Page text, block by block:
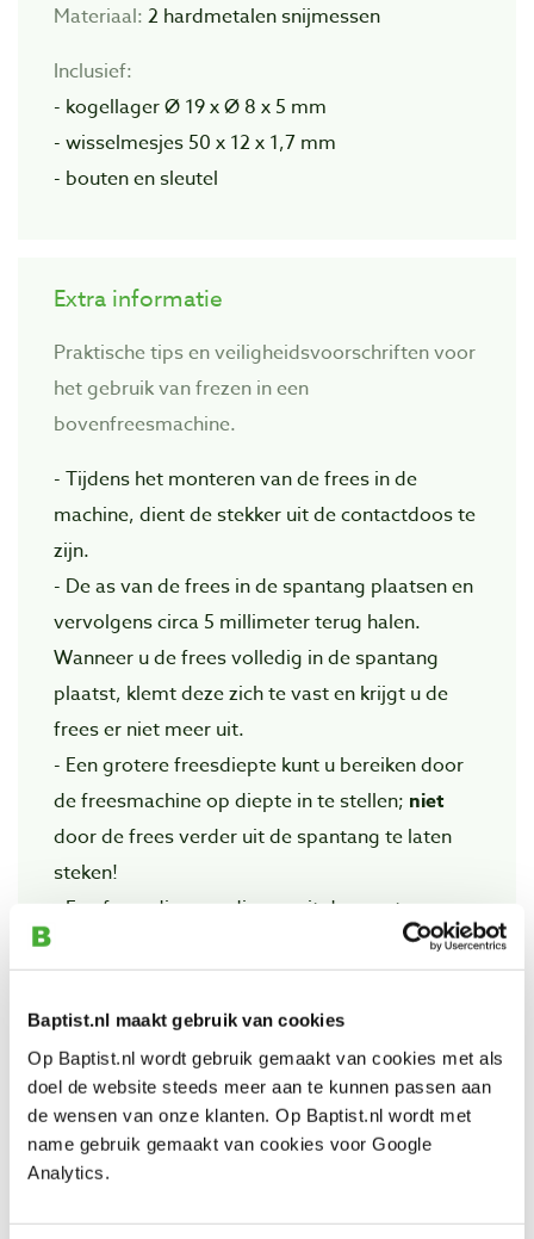
Baptist.nl maakt gebruik van cookies
Op Baptist.nl wordt gebruik gemaakt van cookies met als
doel de website steeds meer aan te kunnen passen aan
de wensen van onze klanten. Op Baptist.nl wordt met
name gebruik gemaakt van cookies voor Google
Analytics.
Materiaal: 2 hardmetalen snijmessen
Inclusief:
- kogellager Ø 19 x Ø 8 x 5 mm
- wisselmesjes 50 x 12 x 1,7 mm
- bouten en sleutel
Extra informatie
Praktische tips en veiligheidsvoorschriften voor
het gebruik van frezen in een
bovenfreesmachine.
- Tijdens het monteren van de frees in de
machine, dient de stekker uit de contactdoos te
zijn.
- De as van de frees in de spantang plaatsen en
vervolgens circa 5 millimeter terug halen.
Wanneer u de frees volledig in de spantang
plaatst, klemt deze zich te vast en krijgt u de
frees er niet meer uit.
- Een grotere freesdiepte kunt u bereiken door
de freesmachine op diepte in te stellen; niet
door de frees verder uit de spantang te laten
steken!
- Een frees die onnodig ver uit de spantang
steekt, loopt risico op breuk of krom slaan van
de as.
- Diep uitfrezen en grotere verspaningen in het
werk dient in meerdere bewerkingen
trapsgewijs plaats te vinden.
- Wanneer u uit de hand freest dient u het te
frezen materiaal goed vast te klemmen.
raden.